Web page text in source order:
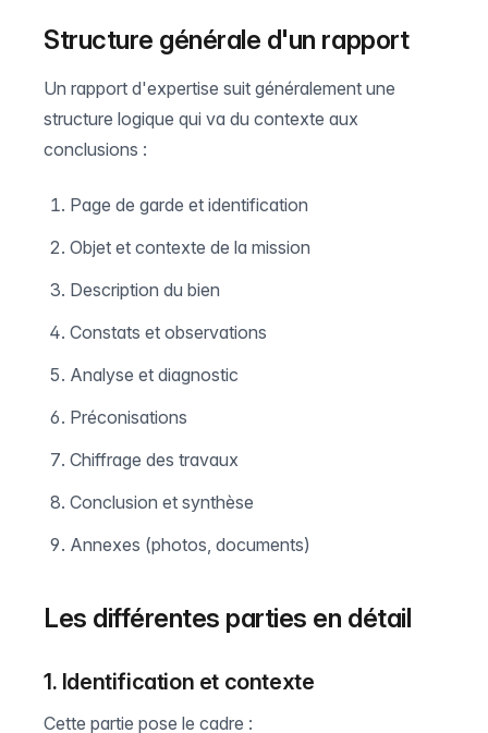
Structure générale d'un rapport
Un rapport d'expertise suit généralement une
structure logique qui va du contexte aux
conclusions :
Page de garde et identification
Objet et contexte de la mission
Description du bien
Constats et observations
Analyse et diagnostic
Préconisations
Chiffrage des travaux
Conclusion et synthèse
Annexes (photos, documents)
Les différentes parties en détail
1. Identification et contexte
Cette partie pose le cadre :